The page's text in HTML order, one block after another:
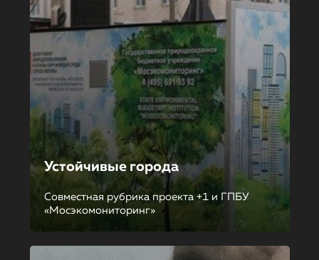
Устойчивые города
Совместная рубрика проекта +1 и ГПБУ
«Мосэкомониторинг»